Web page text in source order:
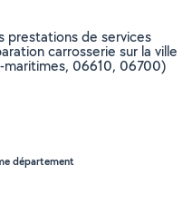
prestations de services
carrosserie sur la ville
06610, 06700)
département